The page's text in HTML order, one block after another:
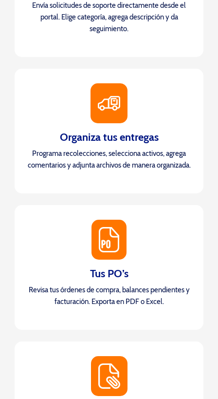
Envía solicitudes de soporte directamente desde el
portal. Elige categoría, agrega descripción y da
seguimiento.
Organiza tus entregas
Programa recolecciones, selecciona activos, agrega
comentarios y adjunta archivos de manera organizada.
Tus PO’s
Revisa tus órdenes de compra, balances pendientes y
facturación. Exporta en PDF o Excel.